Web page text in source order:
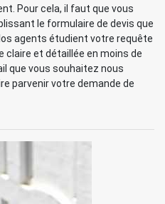
Pour cela, il faut que vous
le formulaire de devis que
agents étudient votre requête
claire et détaillée en moins de
que vous souhaitez nous
parvenir votre demande de